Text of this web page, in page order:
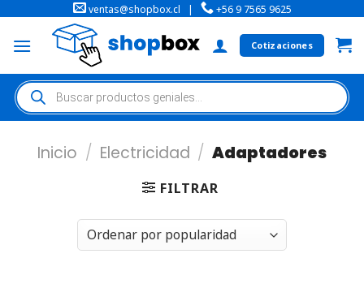
ventas@shopbox.cl | +56 9 7565 9625
Cotizaciones
Inicio / Electricidad / Adaptadores
FILTRAR